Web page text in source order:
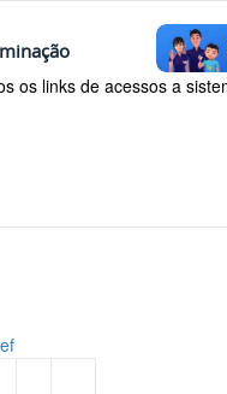
os links de acessos a